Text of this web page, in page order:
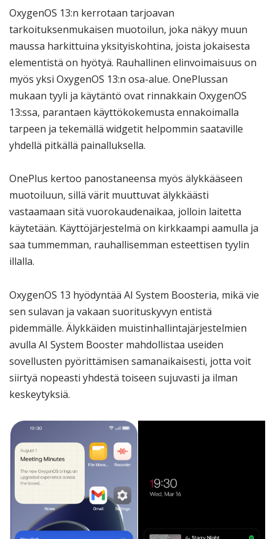
OxygenOS 13:n kerrotaan tarjoavan
tarkoituksenmukaisen muotoilun, joka näkyy muun
maussa harkittuina yksityiskohtina, joista jokaisesta
elementistä on hyötyä. Rauhallinen elinvoimaisuus on
myös yksi OxygenOS 13:n osa-alue. OnePlussan
mukaan tyyli ja käytäntö ovat rinnakkain OxygenOS
13:ssa, parantaen käyttökokemusta ennakoimalla
tarpeen ja tekemällä widgetit helpommin saataville
yhdellä pitkällä painalluksella.
OnePlus kertoo panostaneensa myös älykkääseen
muotoiluun, sillä värit muuttuvat älykkäästi
vastaamaan sitä vuorokaudenaikaa, jolloin laitetta
käytetään. Käyttöjärjestelmä on kirkkaampi aamulla ja
saa tummemman, rauhallisemman esteettisen tyylin
illalla.
OxygenOS 13 hyödyntää AI System Boosteria, mikä vie
sen sulavan ja vakaan suorituskyvyn entistä
pidemmälle. Älykkäiden muistinhallintajärjestelmien
avulla AI System Booster mahdollistaa useiden
sovellusten pyörittämisen samanaikaisesti, jotta voit
siirtyä nopeasti yhdestä toiseen sujuvasti ja ilman
keskeytyksiä.